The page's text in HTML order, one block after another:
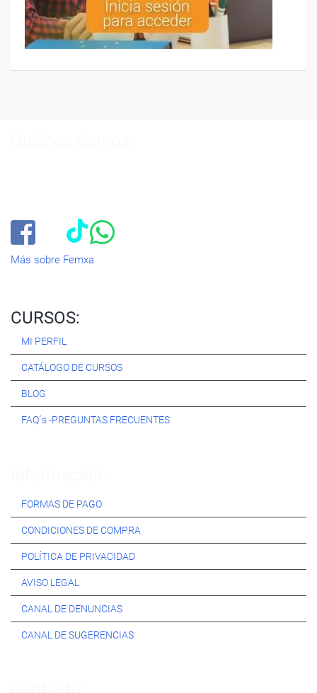
Más sobre Femxa
CURSOS:
MI PERFIL
CATÁLOGO DE CURSOS
BLOG
FAQ´s -PREGUNTAS FRECUENTES
FORMAS DE PAGO
CONDICIONES DE COMPRA
POLÍTICA DE PRIVACIDAD
AVISO LEGAL
CANAL DE DENUNCIAS
CANAL DE SUGERENCIAS